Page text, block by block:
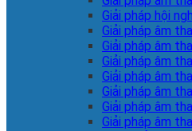
Giải pháp hội
Giải pháp âm
Giải pháp âm
Giải pháp âm
Giải pháp âm
Giải pháp âm
Giải pháp âm
Giải pháp âm